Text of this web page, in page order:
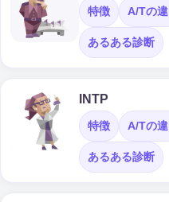
特徴 A/Tの
あるある診断
INTP
特徴 A/Tの
あるある診断